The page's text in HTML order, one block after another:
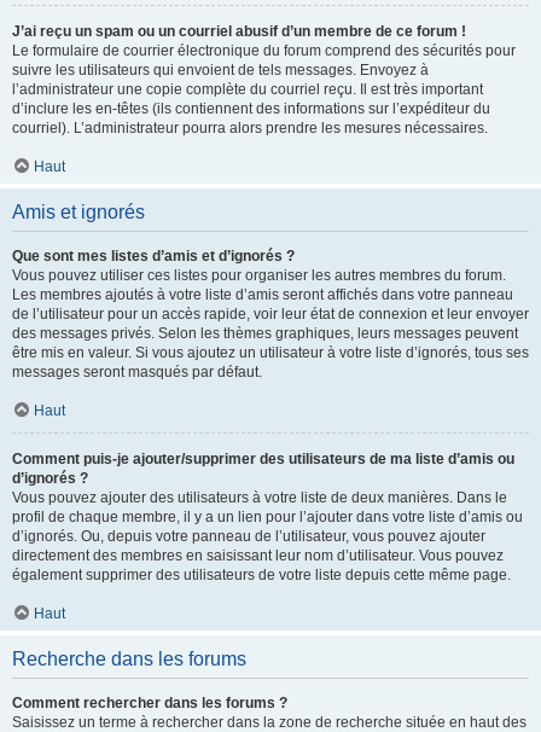
J’ai reçu un spam ou un courriel abusif d’un membre de ce forum !
Le formulaire de courrier électronique du forum comprend des sécurités pour
suivre les utilisateurs qui envoient de tels messages. Envoyez à
l’administrateur une copie complète du courriel reçu. Il est très important
d’inclure les en-têtes (ils contiennent des informations sur l’expéditeur du
courriel). L’administrateur pourra alors prendre les mesures nécessaires.
Haut
Amis et ignorés
Que sont mes listes d’amis et d’ignorés ?
Vous pouvez utiliser ces listes pour organiser les autres membres du forum.
Les membres ajoutés à votre liste d’amis seront affichés dans votre panneau
de l’utilisateur pour un accès rapide, voir leur état de connexion et leur envoyer
des messages privés. Selon les thèmes graphiques, leurs messages peuvent
être mis en valeur. Si vous ajoutez un utilisateur à votre liste d’ignorés, tous ses
messages seront masqués par défaut.
Haut
Comment puis-je ajouter/supprimer des utilisateurs de ma liste d’amis ou
d’ignorés ?
Vous pouvez ajouter des utilisateurs à votre liste de deux manières. Dans le
profil de chaque membre, il y a un lien pour l’ajouter dans votre liste d’amis ou
d’ignorés. Ou, depuis votre panneau de l’utilisateur, vous pouvez ajouter
directement des membres en saisissant leur nom d’utilisateur. Vous pouvez
également supprimer des utilisateurs de votre liste depuis cette même page.
Haut
Recherche dans les forums
Comment rechercher dans les forums ?
Saisissez un terme à rechercher dans la zone de recherche située en haut des